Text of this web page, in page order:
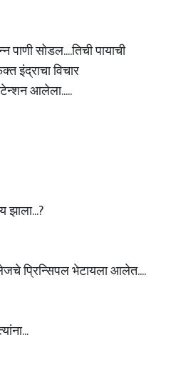
सोडल....तिची पायाची
इंद्राचा विचार
आलेला.....
झाला...?
प्रिन्सिपल भेटायला आलेत....